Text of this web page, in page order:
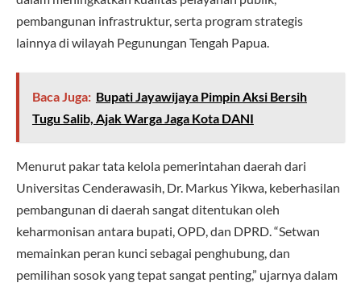
pembangunan infrastruktur, serta program strategis
lainnya di wilayah Pegunungan Tengah Papua.
Baca Juga: Bupati Jayawijaya Pimpin Aksi Bersih
Tugu Salib, Ajak Warga Jaga Kota DANI
Menurut pakar tata kelola pemerintahan daerah dari
Universitas Cenderawasih, Dr. Markus Yikwa, keberhasilan
pembangunan di daerah sangat ditentukan oleh
keharmonisan antara bupati, OPD, dan DPRD. “Setwan
memainkan peran kunci sebagai penghubung, dan
pemilihan sosok yang tepat sangat penting,” ujarnya dalam